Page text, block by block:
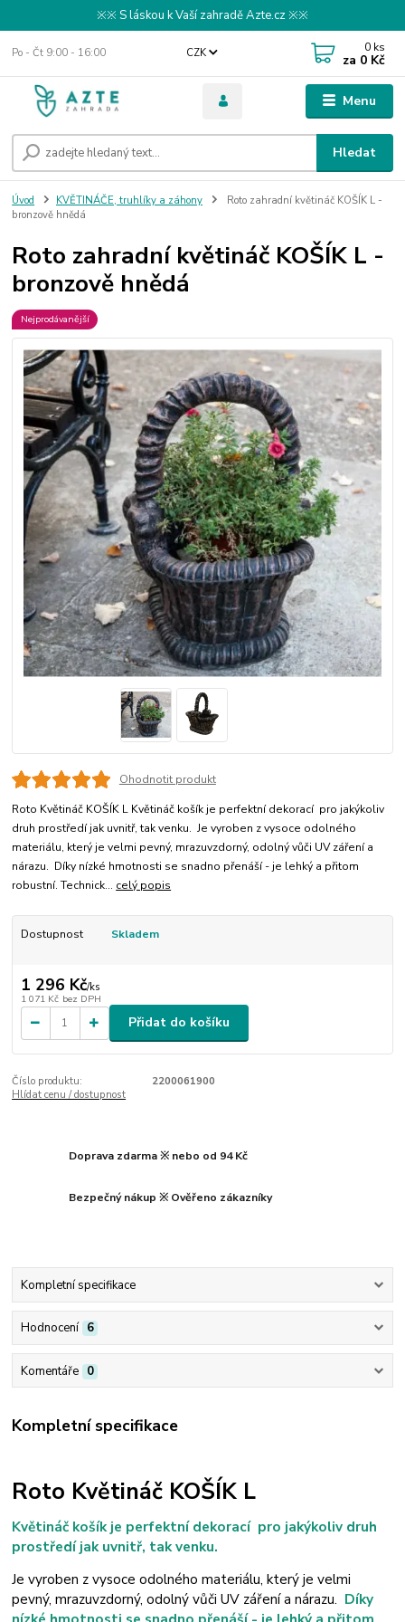
※※ S láskou k Vaší zahradě Azte.cz ※※
Menu
CZK
Hledat
Po - Čt 9:00 - 16:00 0 ks
za 0 Kč
Úvod KVĚTINÁČE, truhlíky a záhony
Roto zahradní květináč KOŠÍK L -
bronzově hnědá
Roto zahradní květináč KOŠÍK L -
bronzově hnědá
Nejprodávanější
Ohodnotit produkt
Roto Květináč KOŠÍK L Květináč košík je perfektní dekorací pro jakýkoliv
druh prostředí jak uvnitř, tak venku. Je vyroben z vysoce odolného
materiálu, který je velmi pevný, mrazuvzdorný, odolný vůči UV záření a
nárazu. Díky nízké hmotnosti se snadno přenáší - je lehký a přitom
robustní. Technick... celý popis
Dostupnost Skladem
1 296 Kč/ks
1 071 Kč bez DPH
Přidat do košíku
Číslo produktu:
2200061900
Hlídat cenu / dostupnost
Doprava zdarma ※ nebo od 94 Kč
Bezpečný nákup ※ Ověřeno zákazníky
Kompletní specifikace
Hodnocení 6
Komentáře 0
Kompletní specifikace
Roto Květináč KOŠÍK L
Květináč košík je perfektní dekorací pro jakýkoliv druh
prostředí jak uvnitř, tak venku.
Je vyroben z vysoce odolného materiálu, který je velmi
pevný, mrazuvzdorný,odolný vůči UV záření a nárazu. Díky